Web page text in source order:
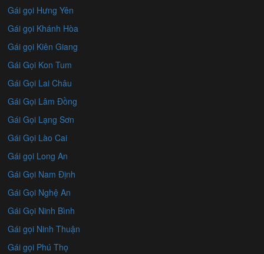
Gái gọi Hưng Yên
Gái gọi Khánh Hòa
Gái gọi Kiên Giang
Gái Gọi Kon Tum
Gái Gọi Lai Châu
Gái Gọi Lâm Đồng
Gái Gọi Lạng Sơn
Gái Gọi Lào Cai
Gái gọi Long An
Gái Gọi Nam Định
Gái Gọi Nghệ An
Gái Gọi Ninh Bình
Gái gọi Ninh Thuận
Gái gọi Phú Thọ